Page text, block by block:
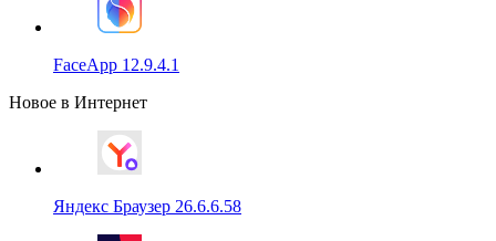
FaceApp 12.9.4.1
Новое в Интернет
Яндекс Браузер 26.6.6.58